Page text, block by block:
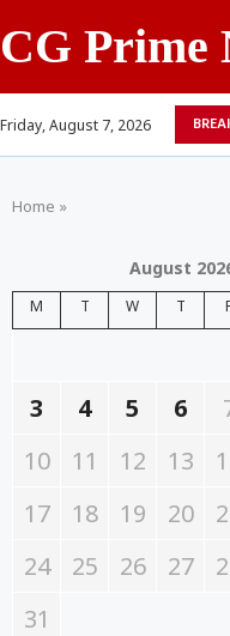
CG Prime
Friday, August 7, 2026
माफिया अतीक अहमद के
Home »
August
M T W T
3
4 5 6
10
11 12 13
17
18 19 20
24
25 26 27
31